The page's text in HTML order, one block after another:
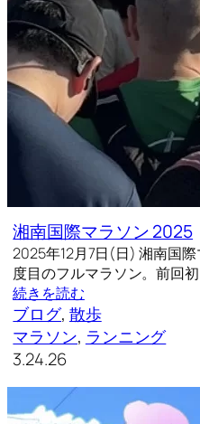
湘南国際マラソン 2025
2025年12月7日(日) 湘南国
度目のフルマラソン。前回
続きを読む
ブログ, 散歩
マラソン, ランニング
3.24.26